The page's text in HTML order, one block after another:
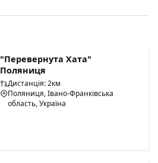
"Перевернута Хата"
Поляниця
Дистанція: 2км
Поляниця, Івано-Франківська
область, Україна